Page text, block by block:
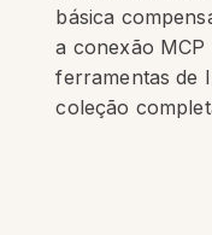
básica
a conexão MCP
ferramentas de
coleção